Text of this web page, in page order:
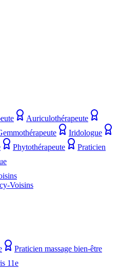
Auriculothérapeute
Iridologue
Phytothérapeute
Praticien
Voisins
Praticien massage bien-être
11e